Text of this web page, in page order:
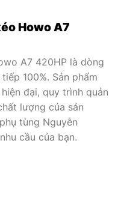
Howo A7
A7 420HP là dòng
100%. Sản phẩm
đại, quy trình quản
lượng của sản
tùng Nguyễn
cầu của bạn.